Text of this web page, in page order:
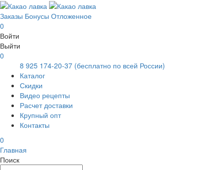
Заказы Бонусы Отложенное
0
Войти
Выйти
0
8 925 174-20-37 (бесплатно по всей России)
Каталог
Скидки
Видео рецепты
Расчет доставки
Крупный опт
Контакты
0
Главная
Поиск